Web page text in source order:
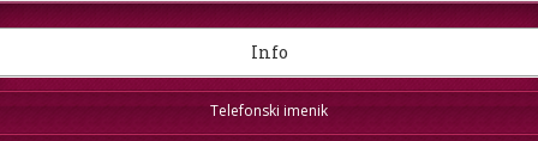
Info
Telefonski imenik